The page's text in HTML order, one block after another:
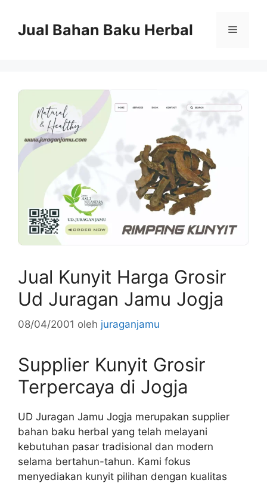
Jual Bahan Baku Herbal Menu
Jual Kunyit Harga Grosir
Ud Juragan Jamu Jogja
08/04/2001 oleh juraganjamu
Supplier Kunyit Grosir
Terpercaya di Jogja
UD Juragan Jamu Jogja merupakan supplier
bahan baku herbal yang telah melayani
kebutuhan pasar tradisional dan modern
selama bertahun-tahun. Kami fokus
menyediakan kunyit pilihan dengan kualitas